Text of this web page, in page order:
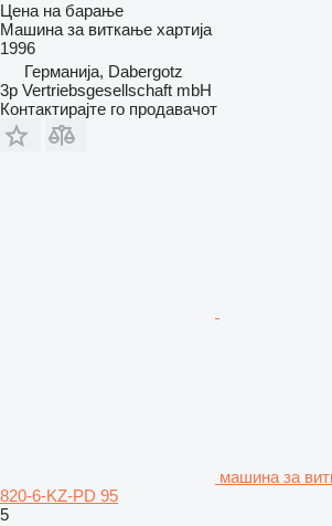
Цена на барање
Машина за виткање хартија
1996
Германија, Dabergotz
3p Vertriebsgesellschaft mbH
Контактирајте го продавачот
машина за
820-6-KZ-PD 95
5